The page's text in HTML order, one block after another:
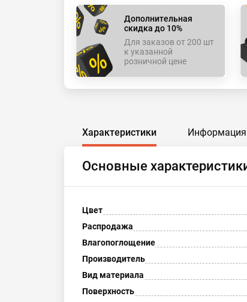
Дополнительная
скидка до 10%
Для заказов от 200 шт
к указанной
розничной цене
Характеристики Информация
Основные
Цвет
Распродажа
Влагопоглощение
Производитель
Вид материала
Поверхность